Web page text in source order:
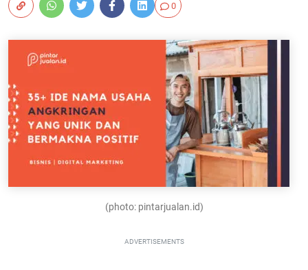
0
(photo: pintarjualan.id)
ADVERTISEMENTS